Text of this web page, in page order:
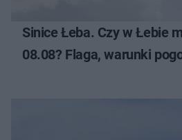
Sinice Łeba. Czy w Łebie
08.08? Flaga, warunki